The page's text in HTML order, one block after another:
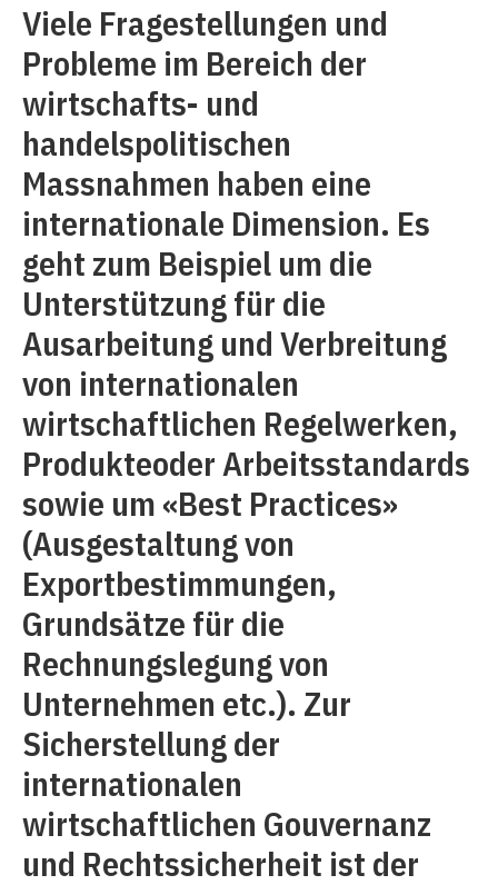
Viele Fragestellungen und
Probleme im Bereich der
wirtschafts- und
handelspolitischen
Massnahmen haben eine
internationale Dimension. Es
geht zum Beispiel um die
Unterstützung für die
Ausarbeitung und Verbreitung
von internationalen
wirtschaftlichen Regelwerken,
Produkteoder Arbeitsstandards
sowie um «Best Practices»
(Ausgestaltung von
Exportbestimmungen,
Grundsätze für die
Rechnungslegung von
Unternehmen etc.). Zur
Sicherstellung der
internationalen
wirtschaftlichen Gouvernanz
und Rechtssicherheit ist der